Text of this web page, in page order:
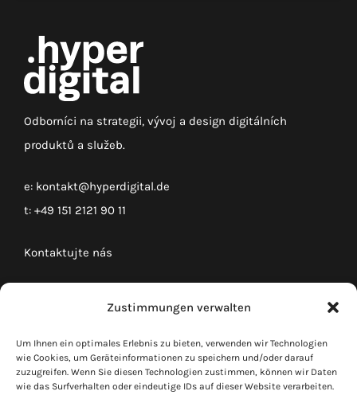
Zustimmungen verwalten
Um Ihnen ein optimales Erlebnis zu bieten, verwenden wir Technologien
wie Cookies, um Geräteinformationen zu speichern und/oder darauf
zuzugreifen. Wenn Sie diesen Technologien zustimmen, können wir Daten
wie das Surfverhalten oder eindeutige IDs auf dieser Website verarbeiten.
Odborníci na strategii, vývoj a design digitálních
produktů a služeb.
e: kontakt@hyperdigital.de
t: +49 151 2121 90 11
Kontaktujte nás
Impressum
Kundenlogin